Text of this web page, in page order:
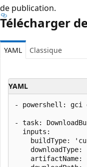
de publication.
Télécharger
YAML Classique
YAML
- powershell: gci
- task:
  inputs:
buildType:
downloadType:
artifactName: